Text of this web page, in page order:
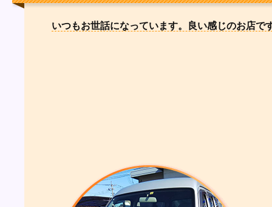
いつもお世話になっています。良い感じのお店で